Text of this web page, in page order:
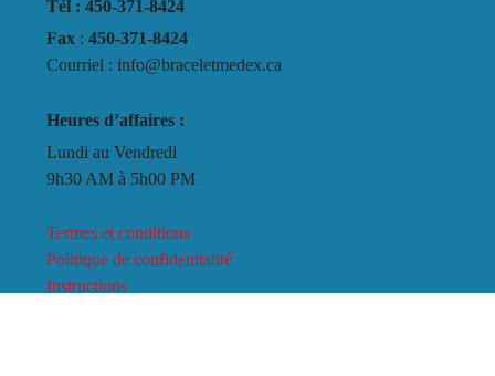
Tél : 450-371-8424
Fax : 450-371-8424
Courriel : info@braceletmedex.ca
Heures d’affaires :
Lundi au Vendredi
9h30 AM à 5h00 PM
Termes et conditions
Politique de confidentialité
Instructions